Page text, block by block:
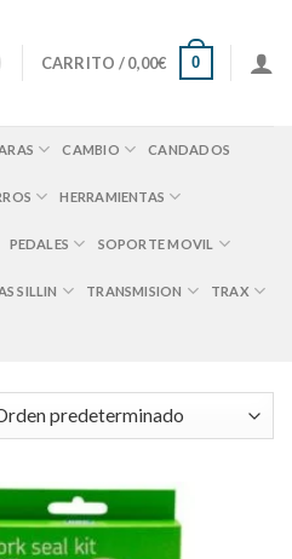
CARRITO /0,00€ 0
CAMBIO CANDADOS
HERRAMIENTAS
PEDALES SOPORTE MOVIL
SILLIN TRANSMISION TRAX